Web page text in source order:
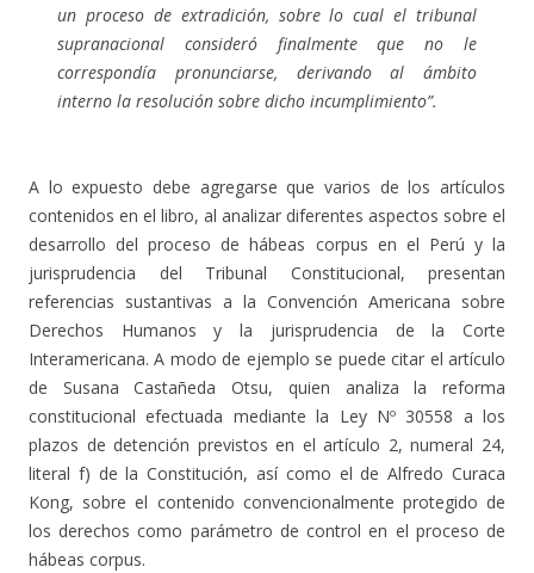
un proceso de extradición, sobre lo cual el tribunal
supranacional consideró finalmente que no le
correspondía pronunciarse, derivando al ámbito
interno la resolución sobre dicho incumplimiento”.
A lo expuesto debe agregarse que varios de los artículos
contenidos en el libro, al analizar diferentes aspectos sobre el
desarrollo del proceso de hábeas corpus en el Perú y la
jurisprudencia del Tribunal Constitucional, presentan
referencias sustantivas a la Convención Americana sobre
Derechos Humanos y la jurisprudencia de la Corte
Interamericana. A modo de ejemplo se puede citar el artículo
de Susana Castañeda Otsu, quien analiza la reforma
constitucional efectuada mediante la Ley Nº 30558 a los
plazos de detención previstos en el artículo 2, numeral 24,
literal f) de la Constitución, así como el de Alfredo Curaca
Kong, sobre el contenido convencionalmente protegido de
los derechos como parámetro de control en el proceso de
hábeas corpus.